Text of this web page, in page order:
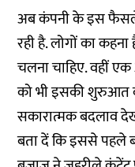
अब कंपनी के इस फैसले
रही है. लोगों का
चलना चाहिए. वहीं
को भी इसकी शुरुआत
सकारात्मक बदलाव
बता दें कि इससे पहले